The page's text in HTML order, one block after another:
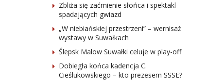
Zbliża się zaćmienie słońca i spektakl
spadających gwiazd
„W niebiańskiej przestrzeni” – wernisaż
wystawy w Suwałkach
Ślepsk Malow Suwałki celuje w play-off
Dobiegła końca kadencja C.
Cieślukowskiego – kto prezesem SSSE?